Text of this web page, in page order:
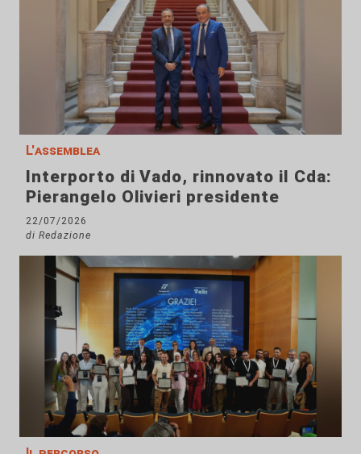
L'assemblea
Interporto di Vado, rinnovato il Cda:
Pierangelo Olivieri presidente
22/07/2026
di Redazione